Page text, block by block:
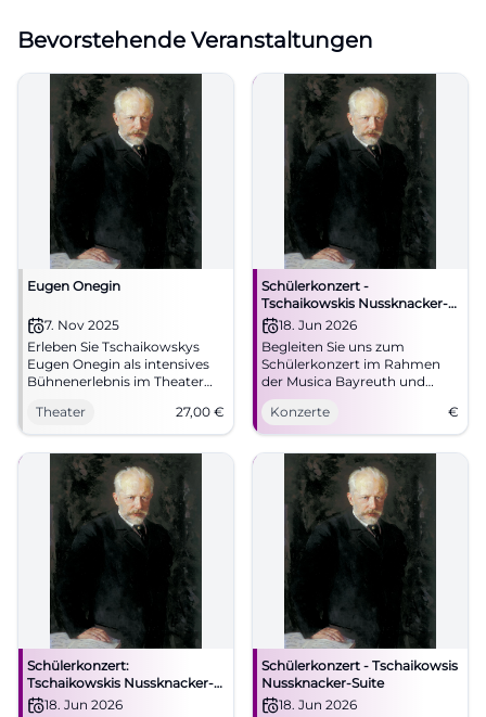
Bevorstehende Veranstaltungen
Eugen Onegin
7. Nov 2025
Erleben Sie Tschaikowskys
Eugen Onegin als intensives
Bühnenerlebnis im Theater
szenisch nah.
Werkeinführung, starke
Akustik und ein Abend
zwischen Intimität und
großer Oper.
Theater 27,00 €
Schülerkonzert -
Tschaikowskis Nussknacker-
Suite18. Jun 2026
Begleiten Sie uns zum
Schülerkonzert im Rahmen
der Musica Bayreuth und
genießen Sie die berühmte
Nussknacker-Suite mit
moderierter Einführung.
Konzerte €
Schülerkonzert:
Tschaikowskis Nussknacker-
Suite18. Jun 2026
Schülerkonzert - Tschaikowsis
Nussknacker-Suite
18. Jun 2026